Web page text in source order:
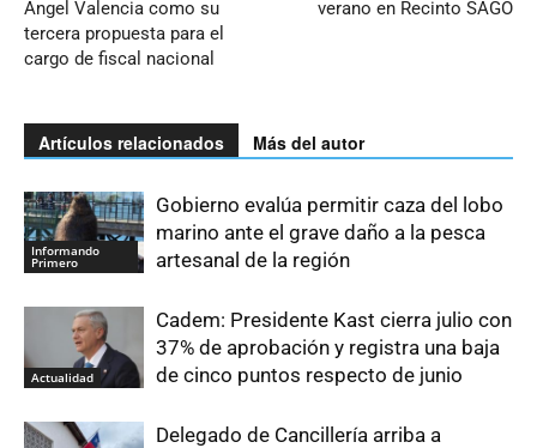
Ángel Valencia como su
tercera propuesta para el
cargo de fiscal nacional
verano en Recinto SAGO
Artículos relacionados Más del autor
Informando
Primero
Gobierno evalúa permitir caza del lobo
marino ante el grave daño a la pesca
artesanal de la región
Actualidad
Cadem: Presidente Kast cierra julio con
37% de aprobación y registra una baja
de cinco puntos respecto de junio
Delegado de Cancillería arriba a